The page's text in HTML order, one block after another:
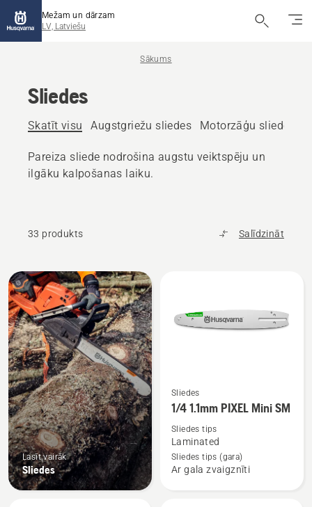
Mežam un dārzam
LV, Latviešu
Sākums
Sliedes
Skatīt visu Augstgriežu sliedes Motorzāģu sliedes
Pareiza sliede nodrošina augstu veiktspēju un
ilgāku kalpošanas laiku.
33 produkts Salīdzināt
Visi
produkti
Lasīt vairāk
Sliedes
Skatīt
vairāk
par
1/4
1.1mm
Sliedes
1/4 1.1mm PIXEL Mini SM
Sliedes tips
Laminated
Sliedes tips (gara)
Ar gala zvaigznīti